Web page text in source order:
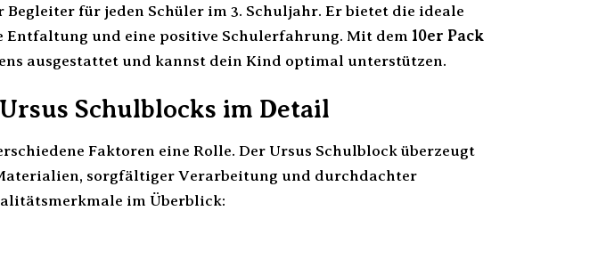
für jeden Schüler im 3. Schuljahr. Er bietet die ideale
und eine positive Schulerfahrung. Mit dem 10er Pack
ausgestattet und kannst dein Kind optimal unterstützen.
Schulblocks im Detail
Faktoren eine Rolle. Der Ursus Schulblock überzeugt
sorgfältiger Verarbeitung und durchdachter
im Überblick: